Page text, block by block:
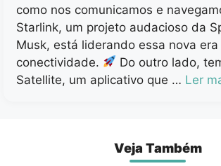
como nos comunicamos e
Starlink, um projeto audacioso da
Musk, está liderando essa nova era
conectividade.
Do outro lado,
Satellite, um aplicativo que … Ler
Veja Também